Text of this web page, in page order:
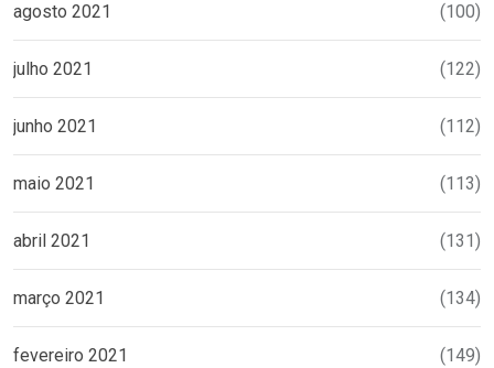
agosto 2021 (100)
julho 2021 (122)
junho 2021 (112)
maio 2021 (113)
abril 2021 (131)
março 2021 (134)
fevereiro 2021 (149)